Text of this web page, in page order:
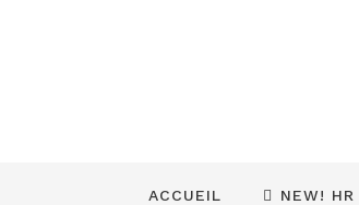
ACCUEIL NEW! HR